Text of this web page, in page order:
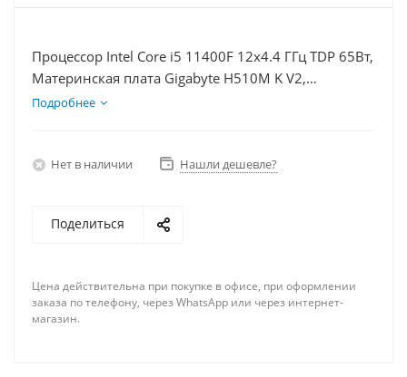
Процессор Intel Core i5 11400F 12x4.4 ГГц TDP 65Вт,
Материнская плата Gigabyte H510M K V2,
Видеокарта RX 6700 10Гб, Память DDR4 16Gb,
Подробнее
Нет в наличии Нашли дешевле?
Поделиться
Цена действительна при покупке в офисе, при оформлении
заказа по телефону, через WhatsApp или через интернет-
магазин.